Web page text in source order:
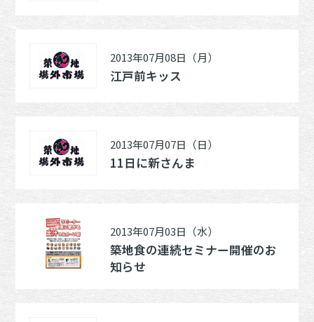
2013年07月08日（月）
江戸前キッス
2013年07月07日（日）
11日に新さんま
2013年07月03日（水）
築地食の連続セミナー開催のお
知らせ